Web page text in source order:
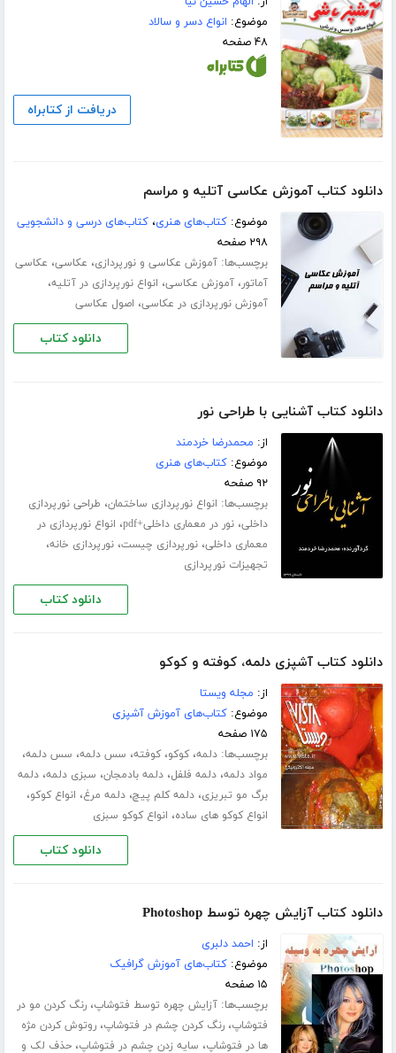
موضوع: انواع دسر و سالاد
۴۸ صفحه
دریافت از کتابراه
دانلود کتاب آموزش عکاسی آتلیه و مراسم
موضوع:کتاب‌های هنری،کتاب‌های درسی و دانشجویی
۲۹۸ صفحه
برچسب‌ها:آموزش عکاسی و نورپردازی، عکاسی، عکاسی
آماتور،آموزش عکاسی، انواع نورپردازی در آتلیه،
آموزش نورپردازی در عکاسی، اصول عکاسی
دانلود کتاب
دانلود کتاب آشنایی با طراحی نور
از: محمدرضا خردمند
موضوع:کتاب‌های هنری
۹۲ صفحه
برچسب‌ها: انواع نورپردازی ساختمان، طراحی نورپردازی
داخلی،نور در معماری داخلی+pdf ، انواع نورپردازی در
معماری داخلی،نورپردازی چیست،نورپردازی خانه،
تجهیزات نورپردازی
دانلود کتاب
دانلود کتاب آشپزی دلمه، کوفته و کوکو
از: مجله ویستا
موضوع:کتاب‌های آموزش آشپزی
۱۷۵ صفحه
برچسب‌ها:دلمه،کوکو،کوفته، سس دلمه، سس دلمه،
مواد دلمه،دلمه فلفل،دلمه بادمجان، سبزی دلمه،دلمه
برگ مو تبریزی،دلمه کلم پیچ،دلمه مرغ، انواع کوکو،
انواع کوکو های ساده، انواع کوکو سبزی
دانلود کتاب
دانلود کتاب آزایش چهره توسط Photoshop
از: احمد دلبری
موضوع:کتاب‌های آموزش گرافیک
۱۵ صفحه
برچسب‌ها:آزایش چهره توسط فتوشاپ،رنگ کردن مو در
فتوشاپ،رنگ کردن چشم در فتوشاپ،روتوش کردن مژه
ها در فتوشاپ، سایه زدن چشم در فتوشاپ،حذف لک و